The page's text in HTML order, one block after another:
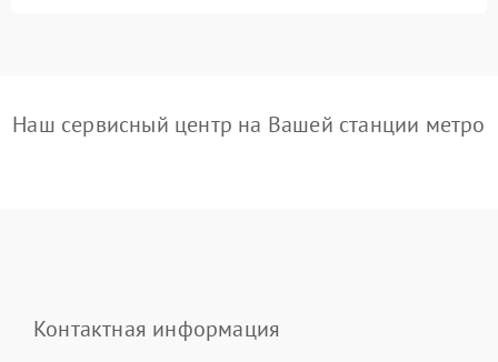
Наш сервисный центр на Вашей станции метро
Контактная информация